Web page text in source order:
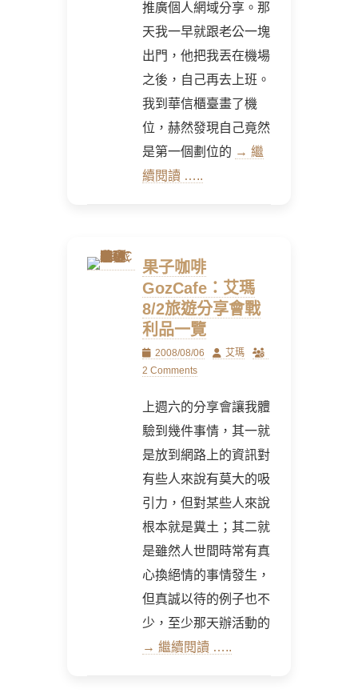
推廣個人網域分享。那
天我一早就跟老公一塊
出門，他把我丟在機場
之後，自己再去上班。
我到華信櫃臺畫了機
位，赫然發現自己竟然
是第一個劃位的 → 繼
續閱讀 …..
果子咖啡
GozCafe：艾瑪
8/2旅遊分享會戰
利品一覽
Posted
on
2008/08/06 Author
艾瑪
2 Comments
上週六的分享會讓我體
驗到幾件事情，其一就
是放到網路上的資訊對
有些人來說有莫大的吸
引力，但對某些人來說
根本就是糞土；其二就
是雖然人世間時常有真
心換絕情的事情發生，
但真誠以待的例子也不
少，至少那天辦活動的
→ 繼續閱讀 …..